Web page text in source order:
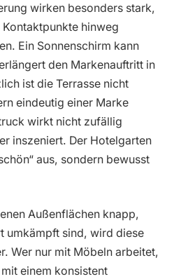
wirken besonders stark,
hinweg
Ein Sonnenschirm kann
den Markenauftritt in
ist die Terrasse nicht
eindeutig einer Marke
wirkt nicht zufällig
inszeniert. Der Hotelgarten
aus, sondern bewusst
Außenflächen knapp,
umkämpft sind, wird diese
Wer nur mit Möbeln arbeitet,
einem konsistent